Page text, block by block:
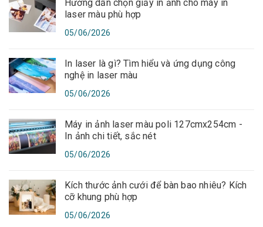
Hướng dẫn chọn giấy in ảnh cho máy in
laser màu phù hợp
05/06/2026
In laser là gì? Tìm hiểu và ứng dụng công
nghệ in laser màu
05/06/2026
Máy in ảnh laser màu poli 127cmx254cm -
In ảnh chi tiết, sắc nét
05/06/2026
Kích thước ảnh cưới để bàn bao nhiêu? Kích
cỡ khung phù hợp
05/06/2026